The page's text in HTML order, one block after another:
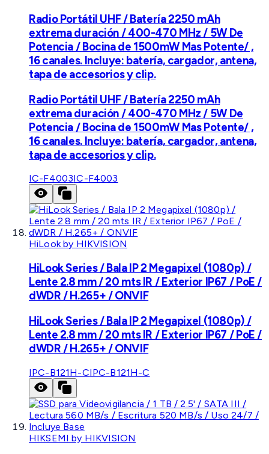
Radio Portátil UHF / Batería 2250 mAh
extrema duración / 400-470 MHz / 5W De
Potencia / Bocina de 1500mW Mas Potente/ ,
16 canales. Incluye: batería, cargador, antena,
tapa de accesorios y clip.
Radio Portátil UHF / Batería 2250 mAh
extrema duración / 400-470 MHz / 5W De
Potencia / Bocina de 1500mW Mas Potente/ ,
16 canales. Incluye: batería, cargador, antena,
tapa de accesorios y clip.
IC-F4003IC-F4003
HiLook by HIKVISION
HiLook Series / Bala IP 2 Megapixel (1080p) /
Lente 2.8 mm / 20 mts IR / Exterior IP67 / PoE /
dWDR / H.265+ / ONVIF
HiLook Series / Bala IP 2 Megapixel (1080p) /
Lente 2.8 mm / 20 mts IR / Exterior IP67 / PoE /
dWDR / H.265+ / ONVIF
IPC-B121H-CIPC-B121H-C
HIKSEMI by HIKVISION